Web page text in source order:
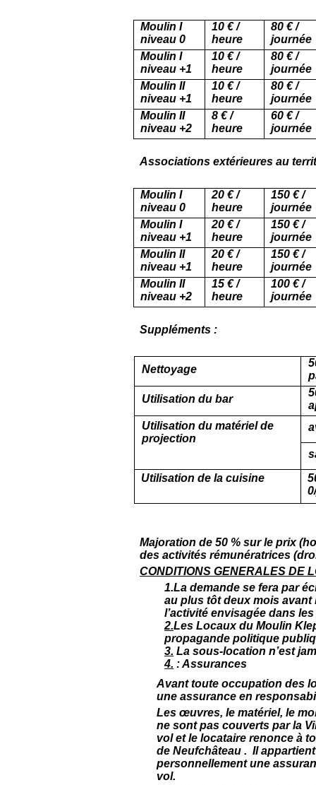
Moulin I
niveau 0
10 € /
heure
80 € /
Moulin I
niveau +1
10 € /
heure
80 € /
journée
Moulin II
niveau +1
10 € /
heure
80 € /
Moulin II
niveau +2
8 € /
heure
60 € /
journée
Associations extérieures au
Moulin I
niveau 0
20 € /
heure
150 € /
Moulin I
niveau +1
20 € /
heure
150 € /
journée
Moulin II
niveau +1
20 € /
heure
150 € /
Moulin II
niveau +2
15 € /
heure
100 € /
journée
Suppléments :
Nettoyage
Utilisation du bar
Utilisation du matériel de
projection
Utilisation de la cuisine
Majoration de 50 % sur le prix
des activités rémunératrices
CONDITIONS GENERALES DE
1.La demande se fera par
au plus tôt deux mois
l’activité envisagée dans
2.Les Locaux du Moulin
propagande politique
3. La sous-location n’est
4. : Assurances
Avant toute occupation des
une assurance en
Les œuvres, le matériel, le
ne sont pas couverts par la
vol et le locataire renonce à
de Neufchâteau . Il
personnellement une
vol.